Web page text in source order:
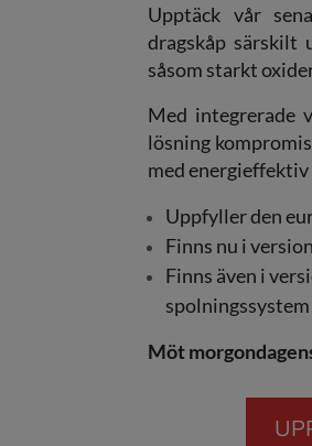
Upptäck vår
dragskåp särskilt
såsom starkt
Med integrerade
lösning
med energieffektiv
Uppfyller den
Finns nu i
Finns även i
spolningssystem
Möt